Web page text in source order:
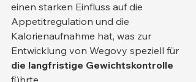
einen starken Einfluss auf die
Appetitregulation und die
Kalorienaufnahme hat, was zur
Entwicklung von Wegovy speziell für
die langfristige Gewichtskontrolle
führte.